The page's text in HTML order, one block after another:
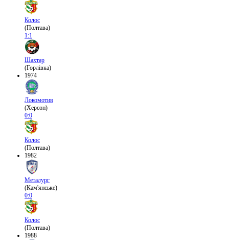
Колос
(Полтава)
1:1
Шахтар
(Горлівка)
1974
Локомотив
(Херсон)
0:0
Колос
(Полтава)
1982
Металург
(Кам'янське)
0:0
Колос
(Полтава)
1988